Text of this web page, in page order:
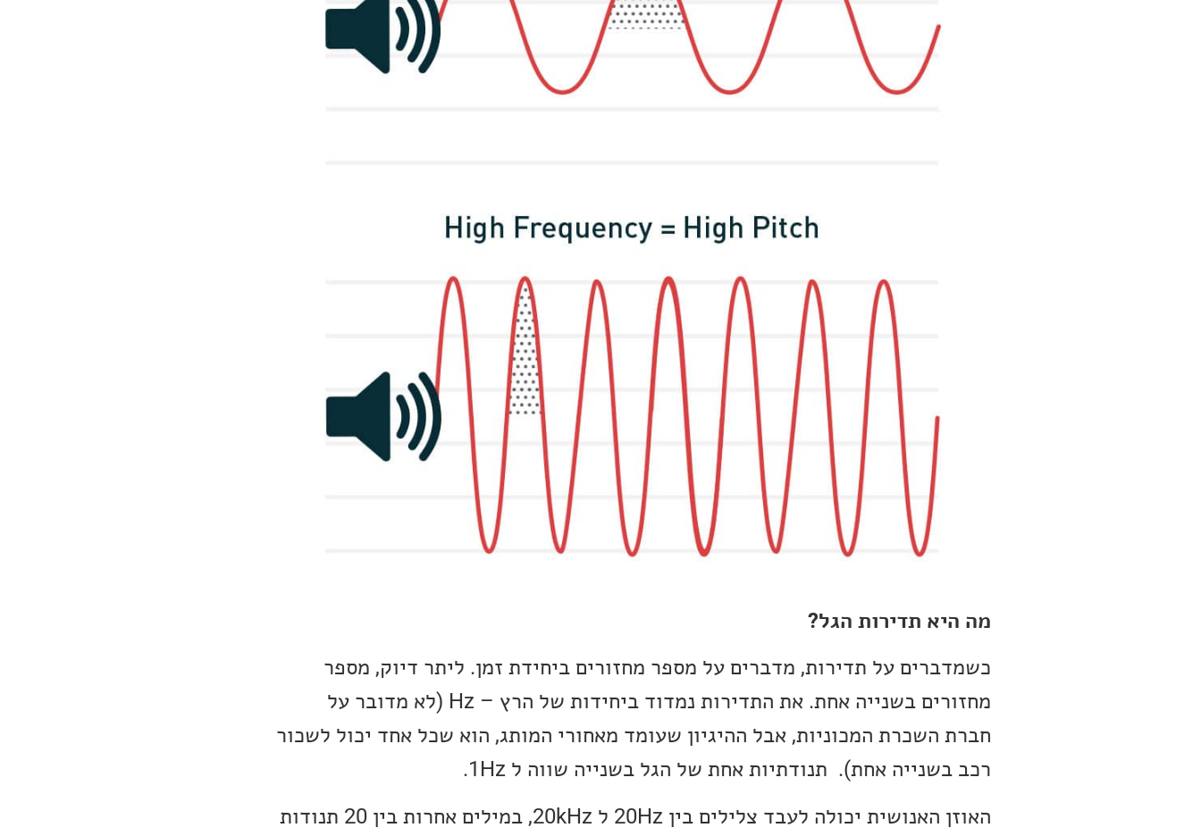
מה היא תדירות הגל?
כשמדברים על תדירות, מדברים על מספר מחזורים ביחידת זמן. ליתר דיוק, מספר
מחזורים בשנייה אחת. את התדירות נמדוד ביחידות של הרץ – Hz (לא מדובר על
חברת השכרת המכוניות, אבל ההיגיון שעומד מאחורי המותג, הוא שכל אחד יכול לשכור
רכב בשנייה אחת). תנודתיות אחת של הגל בשנייה שווה ל 1Hz.
האוזן האנושית יכולה לעבד צלילים בין 20Hz ל 20kHz, במילים אחרות בין 20 תנודות